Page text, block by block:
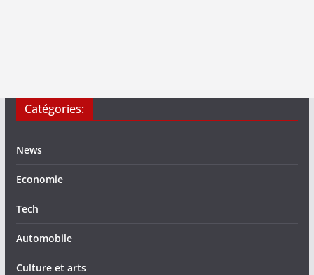
Catégories:
News
Economie
Tech
Automobile
Culture et arts